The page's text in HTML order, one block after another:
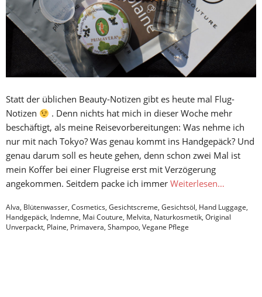
Statt der üblichen Beauty-Notizen gibt es heute mal Flug-
Notizen
. Denn nichts hat mich in dieser Woche mehr
beschäftigt, als meine Reisevorbereitungen: Was nehme ich
nur mit nach Tokyo? Was genau kommt ins Handgepäck? Und
genau darum soll es heute gehen, denn schon zwei Mal ist
mein Koffer bei einer Flugreise erst mit Verzögerung
angekommen. Seitdem packe ich immer Weiterlesen…
Alva, Blütenwasser, Cosmetics, Gesichtscreme, Gesichtsöl, Hand Luggage,
Handgepäck, Indemne, Mai Couture, Melvita, Naturkosmetik, Original
Unverpackt, Plaine, Primavera, Shampoo, Vegane Pflege